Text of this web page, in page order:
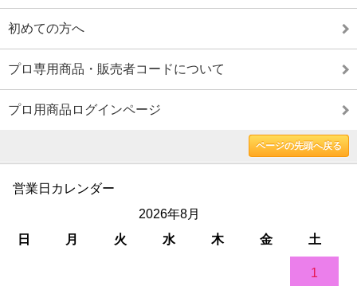
初めての方へ
プロ専用商品・販売者コードについて
プロ用商品ログインページ
ページの先頭へ戻る
営業日カレンダー
2026年8月
日
月 火 水 木 金 土
1